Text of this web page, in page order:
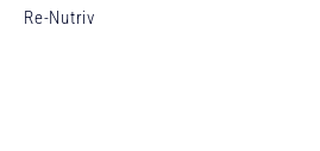
Re-Nutriv